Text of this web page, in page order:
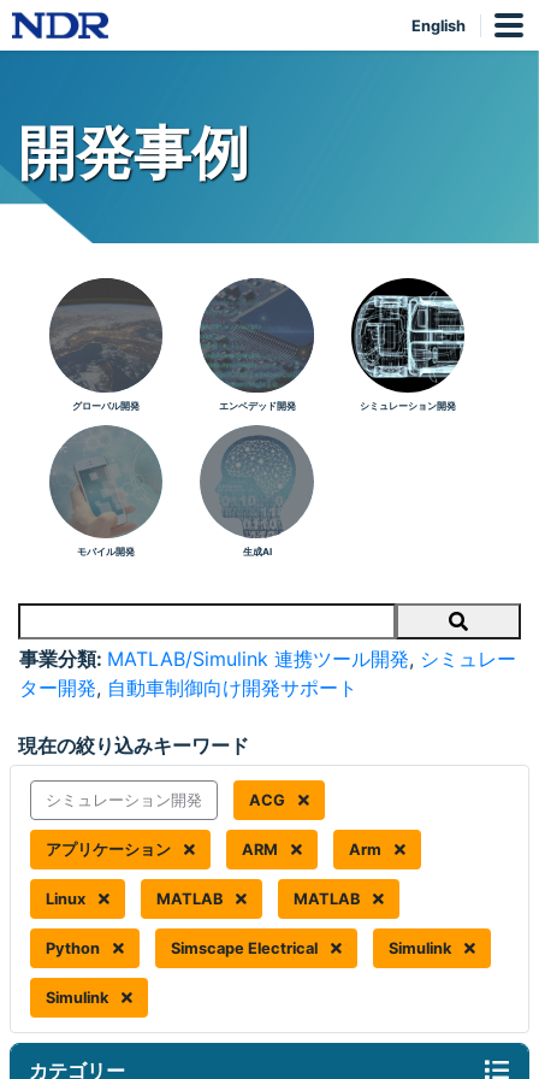
English
開発事例
グローバル開発 エンベデッド開発 シミュレーション開発
モバイル開発 生成AI
Search
事業分類: MATLAB/Simulink 連携ツール開発, シミュレー
ター開発, 自動車制御向け開発サポート
現在の絞り込みキーワード
シミュレーション開発 ACG
アプリケーション ARM Arm
Linux MATLAB MATLAB
Python Simscape Electrical Simulink
Simulink
カテゴリー